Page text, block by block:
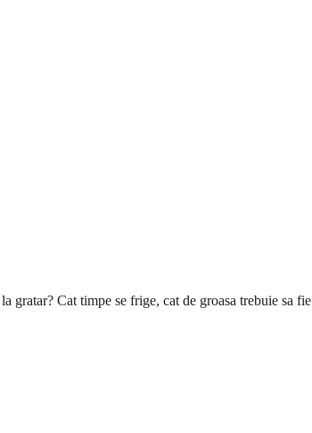
gratar? Cat timpe se frige, cat de groasa trebuie sa fie